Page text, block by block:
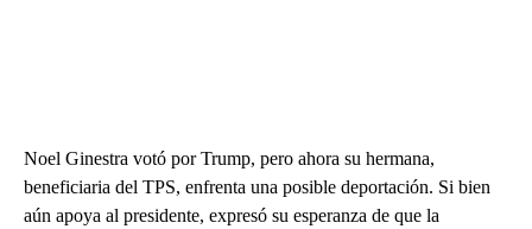
Noel Ginestra votó por Trump, pero ahora su hermana,
beneficiaria del TPS, enfrenta una posible deportación. Si bien
aún apoya al presidente, expresó su esperanza de que la